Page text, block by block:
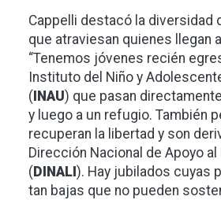
Cappelli destacó la diversidad
que atraviesan quienes llegan
“Tenemos jóvenes recién
Instituto del Niño y
( INAU) que pasan
y luego a un refugio. También
recuperan la libertad y son
Dirección Nacional de Apoyo
( DINALI ). Hay jubilados cuyas
tan bajas que no pueden